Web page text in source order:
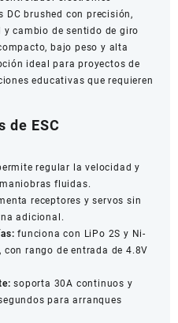
DC brushed con precisión,
cambio de sentido de giro
bajo peso y alta
ideal para proyectos de
educativas que requieren
de ESC
regular la velocidad y
fluidas.
receptores y servos sin
adicional.
funciona con LiPo 2S y Ni-
con rango de entrada de 4.8V
soporta 30A continuos y
para arranques